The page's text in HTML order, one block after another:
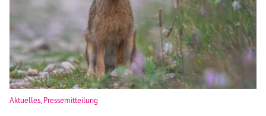
Aktuelles Pressemitteilung